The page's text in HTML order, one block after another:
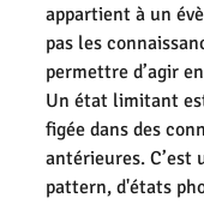
appartient à un
pas les
permettre d’agir
Un état limitant
figée dans des
antérieures. C’est
pattern, d'états